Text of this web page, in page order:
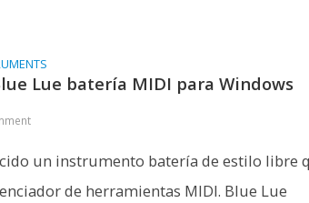
Lue batería MIDI para Windows
un instrumento batería de estilo libre
de herramientas MIDI. Blue Lue